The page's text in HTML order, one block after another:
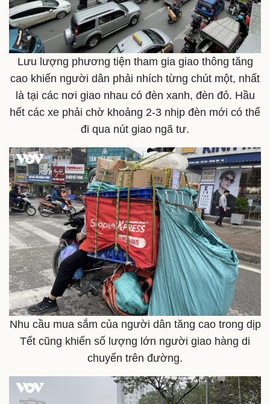
Kinh tế
Bất động sản
Khởi nghiệp
Thị trường
Giá vàng
Tiêu dùng
Tỷ giá
Chứng khoán
Giá cà phê
Lưu lượng phương tiện tham gia giao thông tăng
cao khiến người dân phải nhích từng chút một, nhất
là tại các nơi giao nhau có đèn xanh, đèn đỏ. Hầu
hết các xe phải chờ khoảng 2-3 nhịp đèn mới có thể
đi qua nút giao ngã tư.
Nhu cầu mua sắm của người dân tăng cao trong dịp
Tết cũng khiến số lượng lớn người giao hàng di
chuyển trên đường.